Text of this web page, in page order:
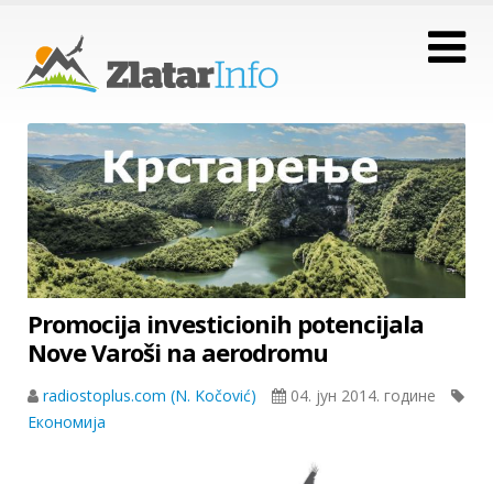
Promocija investicionih potencijala
Nove Varoši na aerodromu
radiostoplus.com (N. Kočović)
04. јун 2014. године
Економија